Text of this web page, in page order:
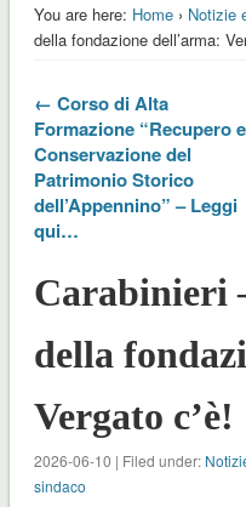
You are here: Home› Notizie
della fondazione dell’arma:
← Corso di Alta
Formazione “Recupero e
Conservazione del
Patrimonio Storico
dell’Appennino” – Leggi
qui…
Carabinieri
della
Vergato c’è!
2026-06-10 | Filed under:
sindaco